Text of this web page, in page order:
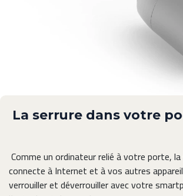
La serrure dans votre
Comme un ordinateur relié à votre porte,
connecte à Internet et à vos autres
verrouiller et déverrouiller avec votre